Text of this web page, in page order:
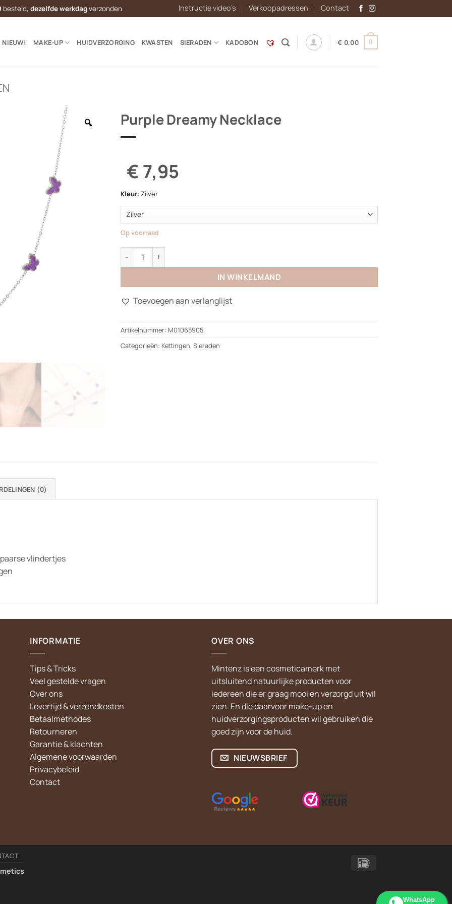
besteld, dezelfde werkdagverzonden Instructie video’s Verkoopadressen Contact
NIEUW! MAKE-UP HUIDVERZORGING KWASTEN SIERADEN KADOBON € 0,00 0
Purple Dreamy Necklace
€ 7,95
Kleur: Zilver
Op voorraad
Purple Dreamy Necklace aantal
IN WINKELMAND
Toevoegen aan verlanglijst
Artikelnummer: M01065905
Categorieën: Kettingen, Sieraden
(0)
vlindertjes
INFORMATIE
Tips & Tricks
Veel gestelde vragen
Over ons
Levertijd & verzendkosten
Betaalmethodes
Retourneren
Garantie & klachten
Algemene voorwaarden
Privacybeleid
Contact
OVER ONS
Mintenz is een cosmeticamerk met
uitsluitend natuurlijke producten voor
iedereen die er graag mooi en verzorgd uit wil
zien. En die daarvoor make-up en
huidverzorgingsproducten wil gebruiken die
goed zijn voor de huid.
NIEUWSBRIEF
WhatsApp